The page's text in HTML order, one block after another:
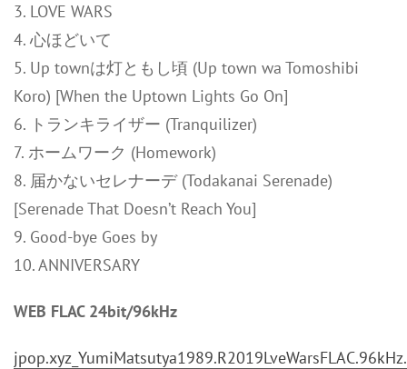
3. LOVE WARS
4. 心ほどいて
5. Up townは灯ともし頃 (Up town wa Tomoshibi
Koro) [When the Uptown Lights Go On]
6. トランキライザー (Tranquilizer)
7. ホームワーク (Homework)
8. 届かないセレナーデ (Todakanai Serenade)
[Serenade That Doesn’t Reach You]
9. Good-bye Goes by
10. ANNIVERSARY
WEB FLAC 24bit/96kHz